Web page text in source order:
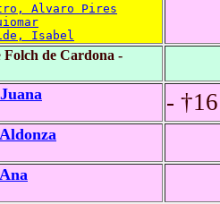
Alvaro Pires
Isabel
Folch de Cardona -
-